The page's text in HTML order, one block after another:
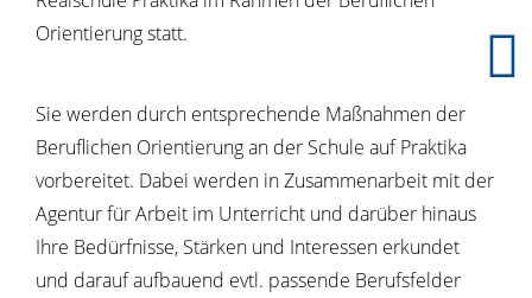
Orientierung statt.
Sie werden durch entsprechende Maßnahmen der
Beruflichen Orientierung an der Schule auf Praktika
vorbereitet. Dabei werden in Zusammenarbeit mit der
Agentur für Arbeit im Unterricht und darüber hinaus
Ihre Bedürfnisse, Stärken und Interessen erkundet
und darauf aufbauend evtl. passende Berufsfelder